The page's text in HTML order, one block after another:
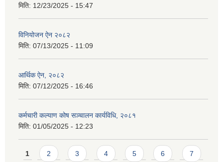
मिति: 12/23/2025 - 15:47
विनियोजन ऐन २०८२
मिति: 07/13/2025 - 11:09
आर्थिक ऐन, २०८२
मिति: 07/12/2025 - 16:46
कर्मचारी कल्याण कोष सञ्चालन कार्यविधि, २०८१
मिति: 01/05/2025 - 12:23
Pages
1 2 3 4 5 6 7